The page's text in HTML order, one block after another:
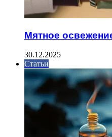
Мятное
30.12.2025
Статьи